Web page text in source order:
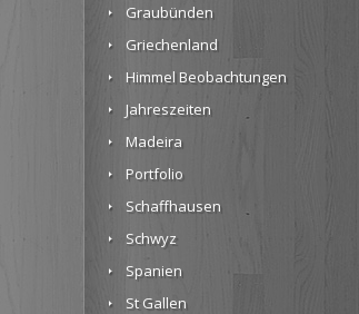
Graubünden
Griechenland
Himmel Beobachtungen
Jahreszeiten
Madeira
Portfolio
Schaffhausen
Schwyz
Spanien
St Gallen